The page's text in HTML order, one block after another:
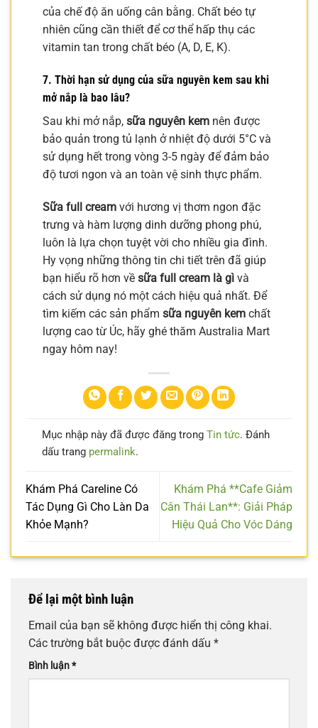
của chế độ ăn uống cân bằng. Chất béo tự
nhiên cũng cần thiết để cơ thể hấp thụ các
vitamin tan trong chất béo (A, D, E, K).
7. Thời hạn sử dụng của sữa nguyên kem sau khi
mở nắp là bao lâu?
Sau khi mở nắp, sữa nguyên kem nên được
bảo quản trong tủ lạnh ở nhiệt độ dưới 5°C và
sử dụng hết trong vòng 3-5 ngày để đảm bảo
độ tươi ngon và an toàn vệ sinh thực phẩm.
Sữa full cream với hương vị thơm ngon đặc
trưng và hàm lượng dinh dưỡng phong phú,
luôn là lựa chọn tuyệt vời cho nhiều gia đình.
Hy vọng những thông tin chi tiết trên đã giúp
bạn hiểu rõ hơn về sữa full cream là gì và
cách sử dụng nó một cách hiệu quả nhất. Để
tìm kiếm các sản phẩm sữa nguyên kem chất
lượng cao từ Úc, hãy ghé thăm Australia Mart
ngay hôm nay!
Mục nhập này đã được đăng trong Tin tức. Đánh
dấu trang permalink.
Khám Phá Careline Có
Tác Dụng Gì Cho Làn Da
Khỏe Mạnh?
Khám Phá **Cafe Giảm
Cân Thái Lan**: Giải Pháp
Hiệu Quả Cho Vóc Dáng
Để lại một bình luận
Email của bạn sẽ không được hiển thị công khai.
Các trường bắt buộc được đánh dấu *
Bình luận*